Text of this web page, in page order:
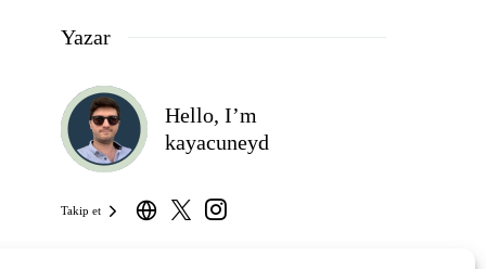
Yazar
Hello, I’m
kayacuneyd
Takip et